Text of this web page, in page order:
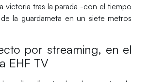
victoria tras la parada -con el tiempo
la guardameta en un siete metros
por streaming, en el
EHF TV